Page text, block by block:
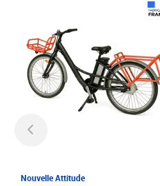
Nouvelle Attitude